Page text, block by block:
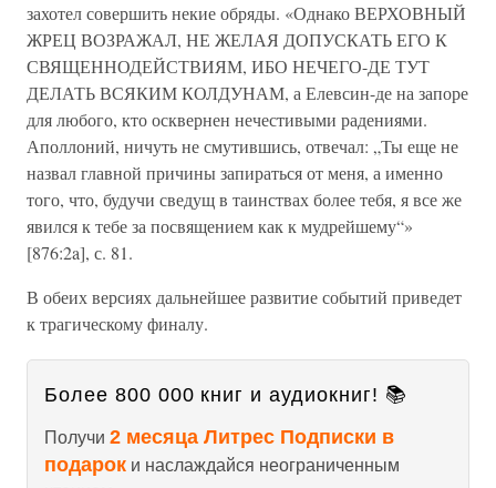
захотел совершить некие обряды. «Однако ВЕРХОВНЫЙ
ЖРЕЦ ВОЗРАЖАЛ, НЕ ЖЕЛАЯ ДОПУСКАТЬ ЕГО К
СВЯЩЕННОДЕЙСТВИЯМ, ИБО НЕЧЕГО-ДЕ ТУТ
ДЕЛАТЬ ВСЯКИМ КОЛДУНАМ, а Елевсин-де на запоре
для любого, кто осквернен нечестивыми радениями.
Аполлоний, ничуть не смутившись, отвечал: „Ты еще не
назвал главной причины запираться от меня, а именно
того, что, будучи сведущ в таинствах более тебя, я все же
явился к тебе за посвящением как к мудрейшему“»
[876:2a], с. 81.
В обеих версиях дальнейшее развитие событий приведет
к трагическому финалу.
Более 800 000 книг и аудиокниг! 📚
Получи 2 месяца Литрес Подписки в
подарок и наслаждайся неограниченным